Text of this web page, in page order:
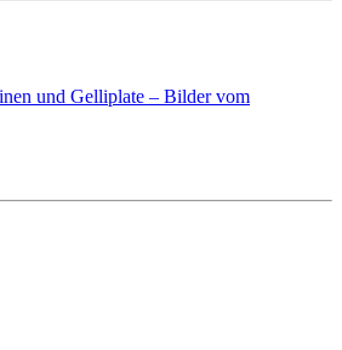
und Gelliplate – Bilder vom